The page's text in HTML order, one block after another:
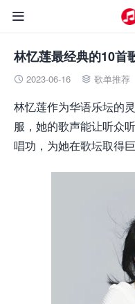

林忆莲最经典的10首
 2023-06-16  歌单推荐
林忆莲作为华语乐坛的
服，她的歌声能让听众
唱功，为她在歌坛取得